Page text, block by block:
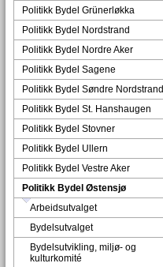
Politikk Bydel Grünerløkka
Politikk Bydel Nordstrand
Politikk Bydel Nordre Aker
Politikk Bydel Sagene
Politikk Bydel Søndre Nordstrand
Politikk Bydel St. Hanshaugen
Politikk Bydel Stovner
Politikk Bydel Ullern
Politikk Bydel Vestre Aker
Politikk Bydel Østensjø
Arbeidsutvalget
Bydelsutvalget
Bydelsutvikling, miljø- og
kulturkomité